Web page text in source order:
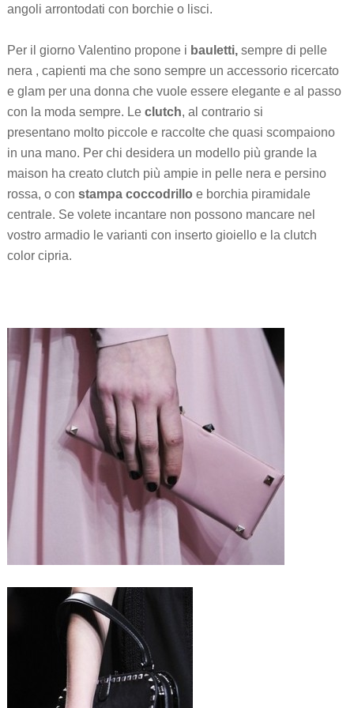
angoli arrontodati con borchie o lisci.
Per il giorno Valentino propone i bauletti, sempre di pelle
nera , capienti ma che sono sempre un accessorio ricercato
e glam per una donna che vuole essere elegante e al passo
con la moda sempre. Le clutch, al contrario si
presentano molto piccole e raccolte che quasi scompaiono
in una mano. Per chi desidera un modello più grande la
maison ha creato clutch più ampie in pelle nera e persino
rossa, o con stampa coccodrillo e borchia piramidale
centrale. Se volete incantare non possono mancare nel
vostro armadio le varianti con inserto gioiello e la clutch
color cipria.